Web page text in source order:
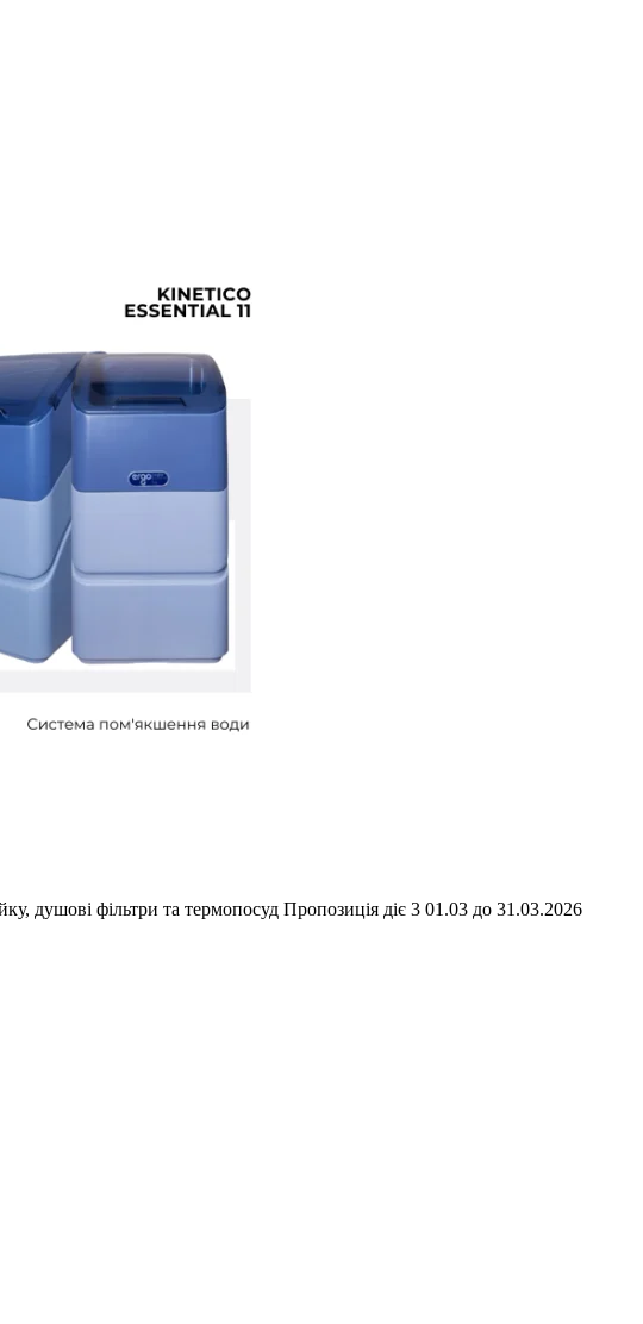
душові фільтри та термопосуд Пропозиція діє 3 01.03 до 31.03.2026